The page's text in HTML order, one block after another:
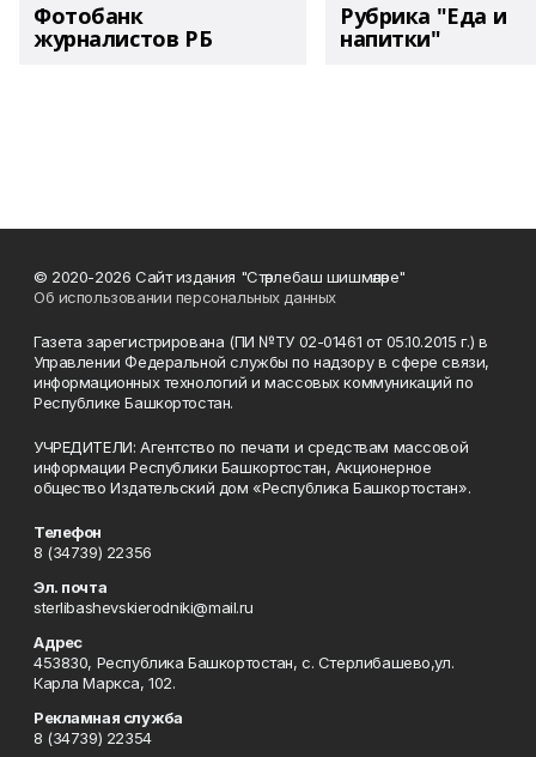
Фотобанк
журналистов РБ
Рубрика "Еда и
напитки"
© 2020-2026 Сайт издания "Стәрлебаш шишмәләре"
Об использовании персональных данных
Газета зарегистрирована (ПИ №ТУ 02-01461 от 05.10.2015 г.) в
Управлении Федеральной службы по надзору в сфере связи,
информационных технологий и массовых коммуникаций по
Республике Башкортостан.
УЧРЕДИТЕЛИ: Агентство по печати и средствам массовой
информации Республики Башкортостан, Акционерное
общество Издательский дом «Республика Башкортостан».
Телефон
8 (34739) 22356
Эл. почта
sterlibashevskierodniki@mail.ru
Адрес
453830, Республика Башкортостан, c. Стерлибашево,ул.
Карла Маркса, 102.
Рекламная служба
8 (34739) 22354